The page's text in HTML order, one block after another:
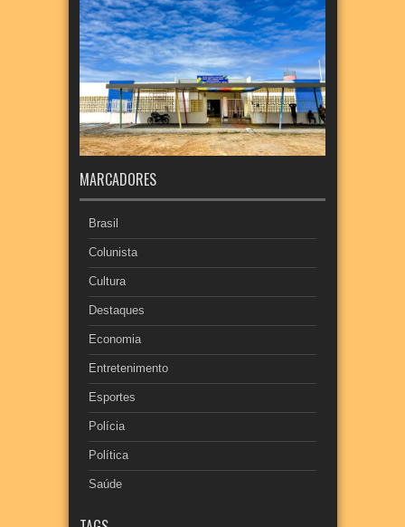
MARCADORES
Brasil
Colunista
Cultura
Destaques
Economia
Entretenimento
Esportes
Polícia
Política
Saúde